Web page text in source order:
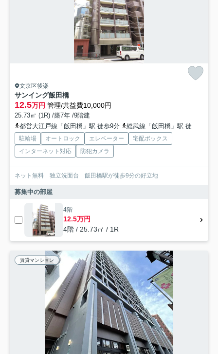
文京区後楽
サンイング飯田橋
12.5万円 管理/共益費10,000円
25.73㎡ (1R) /築7年 /9階建
都営大江戸線「飯田橋」駅 徒歩9分
総武線「飯田橋」駅 徒歩10分
駐輪場 オートロック エレベーター
宅配ボックス
インターネット対応
防犯カメラ
ネット無料 独立洗面台 飯田橋駅が徒歩9分の好立地
募集中の部屋
4階
12.5万円
4階 / 25.73㎡ / 1R
賃貸マンション